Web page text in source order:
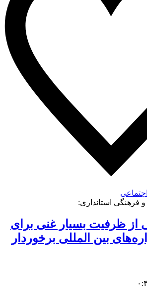
اجتماعی
فرهنگی استانداری:
از ظرفیت بسیار غنی برای
بین المللی برخوردار